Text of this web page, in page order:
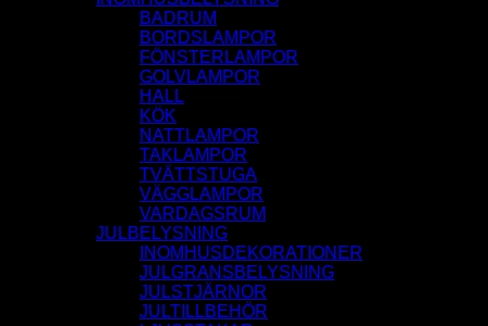
BADRUM
BORDSLAMPOR
FÖNSTERLAMPOR
GOLVLAMPOR
HALL
KÖK
NATTLAMPOR
TAKLAMPOR
TVÄTTSTUGA
VÄGGLAMPOR
VARDAGSRUM
JULBELYSNING
INOMHUSDEKORATIONER
JULGRANSBELYSNING
JULSTJÄRNOR
JULTILLBEHÖR